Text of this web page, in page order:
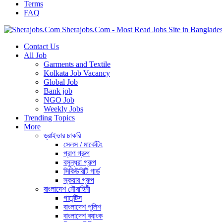
Terms
FAQ
Sherajobs.Com - Most Read Jobs Site in
Contact Us
All Job
Garments and Textile
Kolkata Job Vacancy
Global Job
Bank job
NGO Job
Weekly Jobs
Trending Topics
More
ড্রাইভার চাকরি
সেলস / মার্কেটিং
প্রাণ গ্রুপ
বসুন্ধরা গ্রুপ
সিকিউরিটি গার্ড
স্কয়ার গ্রুপ
বাংলাদেশ নৌবাহিনী
গার্মেন্টস
বাংলাদেশ পুলিশ
বাংলাদেশ ব্যাংক